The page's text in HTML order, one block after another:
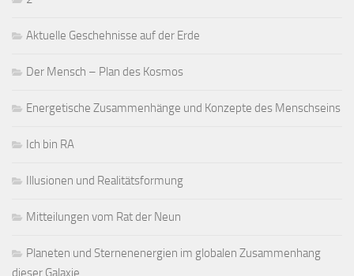
Aktuelle Geschehnisse auf der Erde
Der Mensch – Plan des Kosmos
Energetische Zusammenhänge und Konzepte des Menschseins
Ich bin RA
Illusionen und Realitätsformung
Mitteilungen vom Rat der Neun
Planeten und Sternenenergien im globalen Zusammenhang
dieser Galaxie